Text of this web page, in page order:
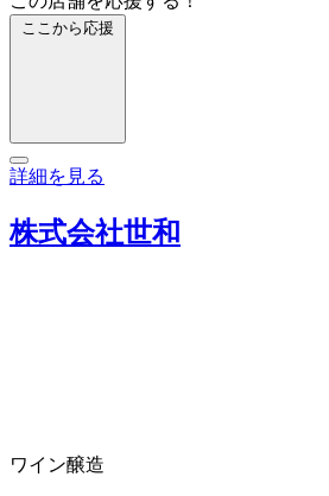
ここから応援
詳細を見る
株式会社世和
ワイン醸造